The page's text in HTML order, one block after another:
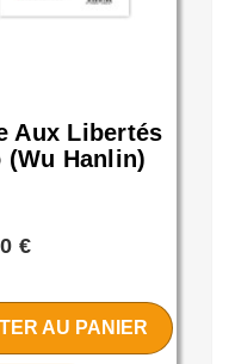
Aux Libertés
(Wu Hanlin)
€
AU PANIER